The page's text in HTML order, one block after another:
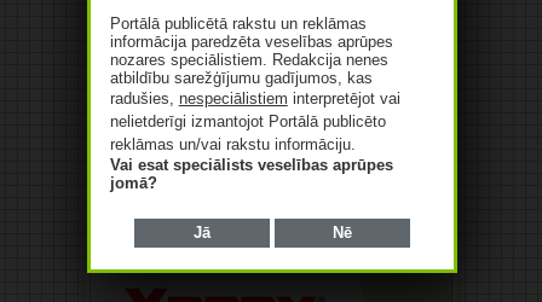
Portālā publicētā rakstu un reklāmas
informācija paredzēta veselības aprūpes
nozares speciālistiem. Redakcija nenes
atbildību sarežģījumu gadījumos, kas
radušies, nespeciālistiem interpretējot vai
nelietderīgi izmantojot Portālā publicēto
reklāmas un/vai rakstu informāciju.
Vai esat speciālists veselības aprūpes
jomā?
Jā Nē